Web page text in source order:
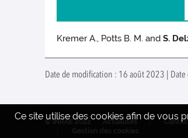
Kremer A., Potts B. M. andS.
Date de modification : 16 août 2023 |
Ce site utilise des cookies afin de vous
© INRAE 2022 Actualités Contact